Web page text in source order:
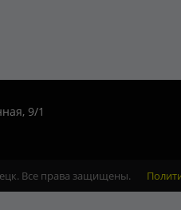
9/1
Все права защищены.